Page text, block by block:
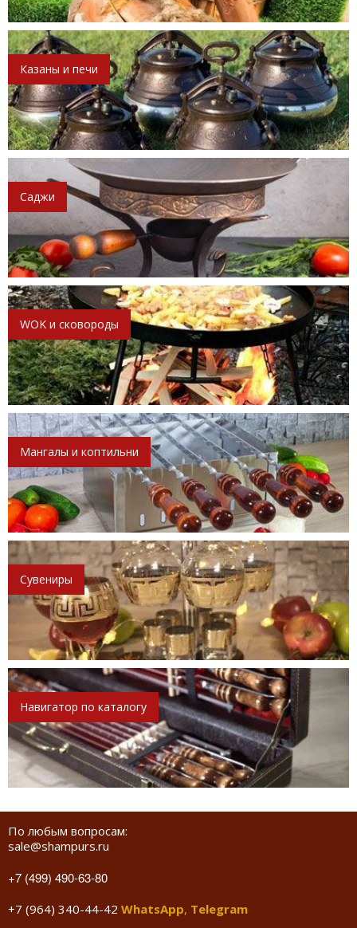
Казаны и печи
Саджи
WOK и сковороды
Мангалы и коптильни
Сувениры
Навигатор по каталогу
По любым вопросам:
sale@shampurs.ru
+7 (499) 490-63-80
+7 (964) 340-44-42 WhatsApp, Telegram